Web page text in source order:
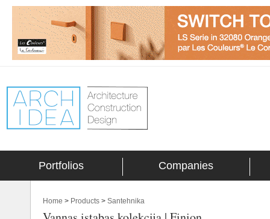
Portfolios Companies
Home > Products > Santehnika